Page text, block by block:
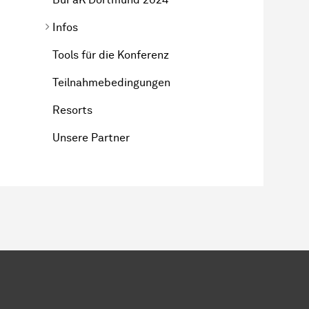
Infos
Tools für die Konferenz
Teilnahmebedingungen
Resorts
Unsere Partner